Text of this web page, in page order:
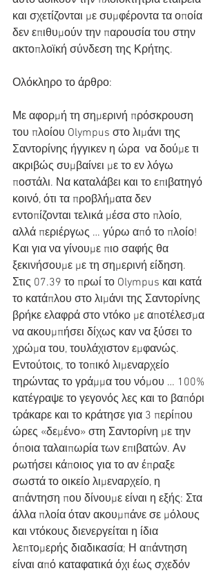
και σχετίζονται με συμφέροντα τα οποία
δεν επιθυμούν την παρουσία του στην
ακτοπλοϊκή σύνδεση της Κρήτης.
Ολόκληρο το άρθρο:
Με αφορμή τη σημερινή πρόσκρουση
του πλοίου Olympus στο λιμάνι της
Σαντορίνης ήγγικεν η ώρα  να δούμε τι
ακριβώς συμβαίνει με το εν λόγω
ποστάλι. Να καταλάβει και το επιβατηγό
κοινό, ότι τα προβλήματα δεν
εντοπίζονται τελικά μέσα στο πλοίο,
αλλά περιέργως … γύρω από το πλοίο!
Και για να γίνουμε πιο σαφής θα
ξεκινήσουμε με τη σημερινή είδηση.
Στις 07.39 το πρωί το Olympus και κατά
το κατάπλου στο λιμάνι της Σαντορίνης
βρήκε ελαφρά στο ντόκο με αποτέλεσμα
να ακουμπήσει δίχως καν να ξύσει το
χρώμα του, τουλάχιστον εμφανώς.
Εντούτοις, το τοπικό λιμεναρχείο
τηρώντας το γράμμα του νόμου … 100%
κατέγραψε το γεγονός λες και το βαπόρι
τράκαρε και το κράτησε για 3 περίπου
ώρες «δεμένο» στη Σαντορίνη με την
όποια ταλαιπωρία των επιβατών. Αν
ρωτήσει κάποιος για το αν έπραξε
σωστά το οικείο λιμεναρχείο, η
απάντηση που δίνουμε είναι η εξής: Στα
άλλα πλοία όταν ακουμπάνε σε μόλους
και ντόκους διενεργείται η ίδια
λεπτομερής διαδικασία; Η απάντηση
είναι από καταφατικά όχι έως σχεδόν